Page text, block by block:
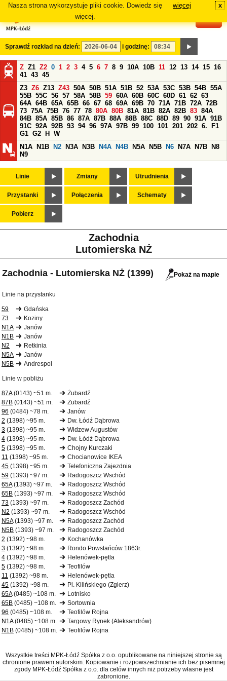
Nasza strona wykorzystuje pliki cookie. Dowiedz się
więcej.
więcej x
Sprawdź rozkład na dzień: i godzinę:
Z Z1 Z2 0 1 2 3 4 5 6 7 8 9 10A 10B 11 12 13 14 15 16
41 43 45
Z3 Z6 Z13 Z43 50A 50B 51A 51B 52 53A 53C 53B 54B 55A
55B 55C 56 57 58A 58B 59 60A 60B 60C 60D 61 62 63
64A 64B 65A 65B 66 67 68 69A 69B 70 71A 71B 72A 72B
73 75A 75B 76 77 78 80A 80B 81A 81B 82A 82B 83 84A
84B 85A 85B 86 87A 87B 88A 88B 88C 88D 89 90 91A 91B
91C 92A 92B 93 94 96 97A 97B 99 100 101 201 202 6.
F1
G1 G2 H
W
N1A
N1B N2 N3A N3B N4A N4B N5A N5B N6 N7A N7B
N8
N9
Linie Zmiany Utrudnienia
Przystanki Połączenia Schematy
Pobierz
Zachodnia
Lutomierska NŻ
Zachodnia - Lutomierska NŻ (1399) Pokaż na mapie
Linie na przystanku
59
Gdańska
73
Koziny
N1A
Janów
N1B
Janów
N2
Retkinia
N5A
Janów
N5B
Andrespol
Linie w pobliżu
87A(0143) ~51 m.
Żubardź
87B (0143) ~51 m.
Żubardź
96 (0484) ~78 m.
Janów
2 (1398) ~95 m.
Dw. Łódź Dąbrowa
3 (1398) ~95 m.
Widzew Augustów
4 (1398) ~95 m.
Dw. Łódź Dąbrowa
5 (1398) ~95 m.
Chojny Kurczaki
11 (1398) ~95 m.
Chocianowice IKEA
45 (1398) ~95 m.
Telefoniczna Zajezdnia
59 (1393) ~97 m.
Radogoszcz Wschód
65A(1393) ~97 m.
Radogoszcz Wschód
65B (1393) ~97 m.
Radogoszcz Wschód
73 (1393) ~97 m.
Radogoszcz Zachód
N2 (1393) ~97 m.
Radogoszcz Wschód
N5A(1393) ~97 m.
Radogoszcz Zachód
N5B (1393) ~97 m.
Radogoszcz Zachód
2 (1392) ~98 m.
Kochanówka
3 (1392) ~98 m.
Rondo Powstańców 1863r.
4 (1392) ~98 m.
Helenówek-pętla
5 (1392) ~98 m.
Teofilów
11 (1392) ~98 m.
Helenówek-pętla
45 (1392) ~98 m.
Pl. Kilińskiego (Zgierz)
65A(0485) ~108 m.
Lotnisko
65B (0485) ~108 m.
Sortownia
96 (0485) ~108 m.
Teofilów Rojna
N1A(0485) ~108 m.
Targowy Rynek (Aleksandrów)
N1B (0485) ~108 m. Teofilów Rojna
Wszystkie treści MPK-Łódź Spółka z o.o. opublikowane na niniejszej stronie są
chronione prawem autorskim. Kopiowanie i rozpowszechnianie ich bez pisemnej
zgody MPK-Łódź Spółka z o.o. dla celów innych niż potrzeby własne jest
zabronione.